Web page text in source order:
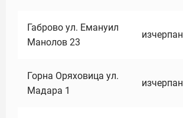
Габрово ул. Емануил
Манолов 23
изчерпан
Горна Оряховица ул.
Мадара 1
изчерпан